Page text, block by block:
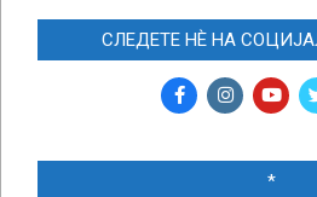
СЛЕДЕТЕ НЀ НА
*